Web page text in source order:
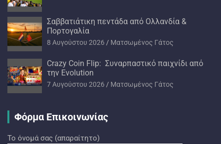
Σαββατιάτικη πεντάδα από Ολλανδία &
Πορτογαλία
8 Αυγούστου 2026 Ματσωμένος Γάτος
Crazy Coin Flip: Συναρπαστικό παιχνίδι από
την Evolution
7 Αυγούστου 2026 Ματσωμένος Γάτος
Φόρμα Επικοινωνίας
Το όνομά σας (απαραίτητο)